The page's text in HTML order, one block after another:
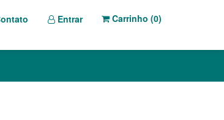
Entrar Carrinho (0)